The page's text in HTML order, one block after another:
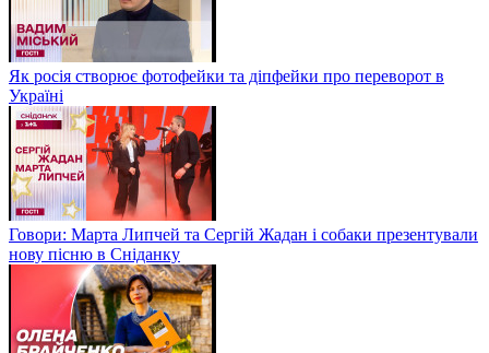
Як росія створює фотофейки та діпфейки про переворот в
Україні
Говори: Марта Липчей та Сергій Жадан і собаки презентували
нову пісню в Сніданку